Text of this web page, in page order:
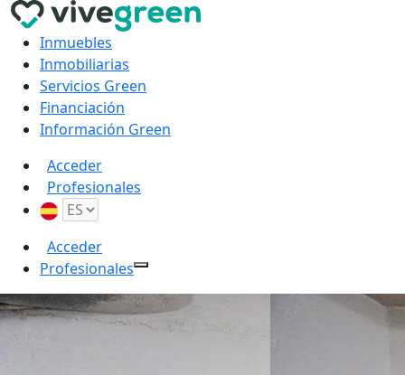
Inmuebles
Inmobiliarias
Servicios Green
Financiación
Información Green
Acceder
Profesionales
Acceder
Profesionales